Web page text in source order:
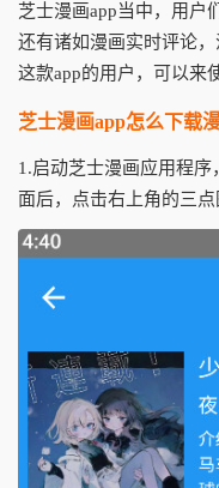
芝士漫画app当中，用户
还有诸如漫画实时评论
这款app的用户，可以来
芝士漫画app怎么下载
1.启动芝士漫画应用程
面后，点击右上角的三点